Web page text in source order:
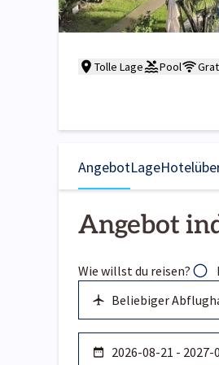
Tolle Lage Pool
AngebotLage
Angebot
Wie willst du reisen?